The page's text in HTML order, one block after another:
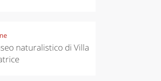
naturalistico di Villa